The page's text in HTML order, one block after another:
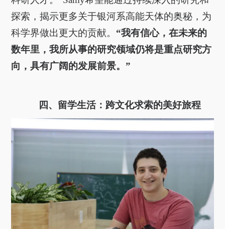
探索，揭示更多关于银河系高能天体的奥秘，为
科学界做出更大的贡献。 “我有信心，在未来的
数年里，我所从事的研究领域仍将是重点研究方
向，具有广阔的发展前景。”
四、留学生活：跨文化求索的美好旅程